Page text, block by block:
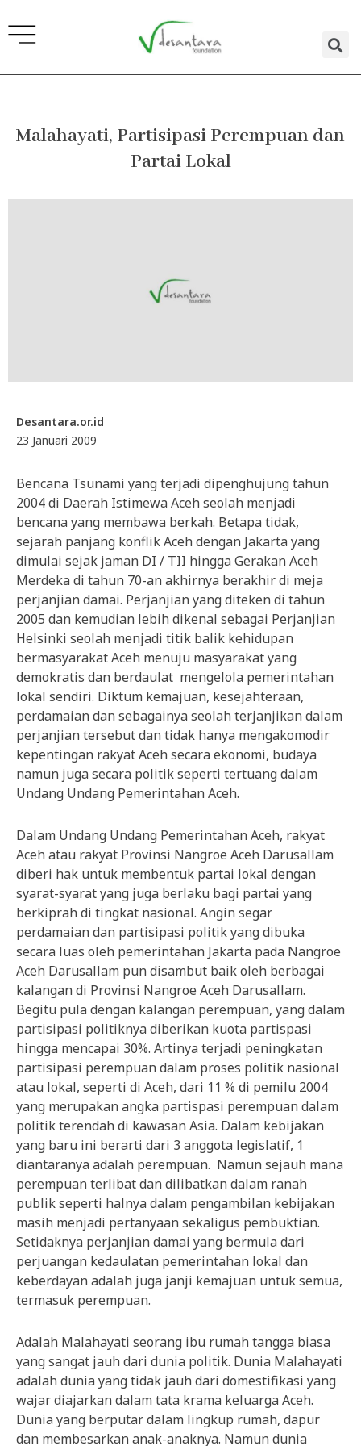
ke
konten
Malahayati, Partisipasi Perempuan dan
Partai Lokal
Desantara.or.id
23 Januari 2009
Bencana Tsunami yang terjadi dipenghujung tahun
2004 di Daerah Istimewa Aceh seolah menjadi
bencana yang membawa berkah. Betapa tidak,
sejarah panjang konflik Aceh dengan Jakarta yang
dimulai sejak jaman DI / TII hingga Gerakan Aceh
Merdeka di tahun 70-an akhirnya berakhir di meja
perjanjian damai. Perjanjian yang diteken di tahun
2005 dan kemudian lebih dikenal sebagai Perjanjian
Helsinki seolah menjadi titik balik kehidupan
bermasyarakat Aceh menuju masyarakat yang
demokratis dan berdaulat mengelola pemerintahan
lokal sendiri. Diktum kemajuan, kesejahteraan,
perdamaian dan sebagainya seolah terjanjikan dalam
perjanjian tersebut dan tidak hanya mengakomodir
kepentingan rakyat Aceh secara ekonomi, budaya
namun juga secara politik seperti tertuang dalam
Undang Undang Pemerintahan Aceh.
Dalam Undang Undang Pemerintahan Aceh, rakyat
Aceh atau rakyat Provinsi Nangroe Aceh Darusallam
diberi hak untuk membentuk partai lokal dengan
syarat-syarat yang juga berlaku bagi partai yang
berkiprah di tingkat nasional. Angin segar
perdamaian dan partisipasi politik yang dibuka
secara luas oleh pemerintahan Jakarta pada Nangroe
Aceh Darusallam pun disambut baik oleh berbagai
kalangan di Provinsi Nangroe Aceh Darusallam.
Begitu pula dengan kalangan perempuan, yang dalam
partisipasi politiknya diberikan kuota partispasi
hingga mencapai 30%. Artinya terjadi peningkatan
partisipasi perempuan dalam proses politik nasional
atau lokal, seperti di Aceh, dari 11 % di pemilu 2004
yang merupakan angka partispasi perempuan dalam
politik terendah di kawasan Asia. Dalam kebijakan
yang baru ini berarti dari 3 anggota legislatif, 1
diantaranya adalah perempuan. Namun sejauh mana
perempuan terlibat dan dilibatkan dalam ranah
publik seperti halnya dalam pengambilan kebijakan
masih menjadi pertanyaan sekaligus pembuktian.
Setidaknya perjanjian damai yang bermula dari
perjuangan kedaulatan pemerintahan lokal dan
keberdayan adalah juga janji kemajuan untuk semua,
termasuk perempuan.
Adalah Malahayati seorang ibu rumah tangga biasa
yang sangat jauh dari dunia politik. Dunia Malahayati
adalah dunia yang tidak jauh dari domestifikasi yang
wajar diajarkan dalam tata krama keluarga Aceh.
Dunia yang berputar dalam lingkup rumah, dapur
dan membesarkan anak-anaknya. Namun dunia